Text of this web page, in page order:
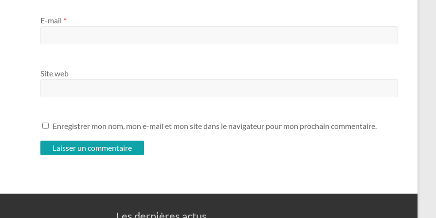
E-mail *
Site web
Enregistrer mon nom, mon e-mail et mon site dans le navigateur pour mon prochain commentaire.